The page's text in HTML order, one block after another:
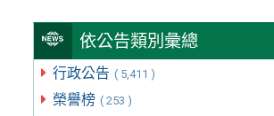
依公告類別彙總
行政公告 ( 5,411 )
榮譽榜 ( 253 )